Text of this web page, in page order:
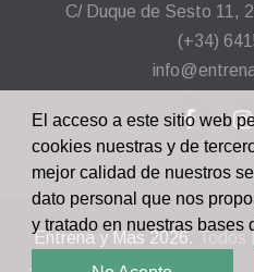
C/ Duque de Sesto 11,
(+34)
Entrena y Mas 2026. Todos
El acceso a este sitio web
cookies nuestras y de
mejor calidad de nuestros
dato personal que nos
y tratado en nuestras bases